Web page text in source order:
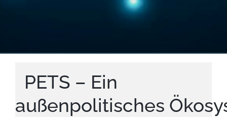
PETS – Ein
außenpolitisches